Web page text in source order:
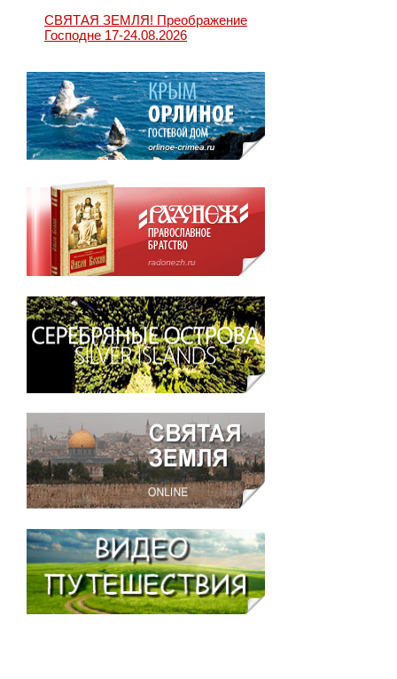
СВЯТАЯ ЗЕМЛЯ! Преображение
Господне 17-24.08.2026